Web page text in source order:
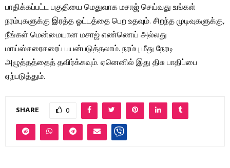
பாதிக்கப்பட்ட பகுதியை மெதுவாக மசாஜ் செய்வது உங்கள்
நரம்புகளுக்கு இரத்த ஓட்டத்தை பெற உதவும். சிறந்த முடிவுகளுக்கு,
நீங்கள் மென்மையான மசாஜ் எண்ணெய் அல்லது
மாய்ஸ்சரைசரைப் பயன்படுத்தலாம். நரம்பு மீது நேரடி
அழுத்தத்தைத் தவிர்க்கவும். ஏனெனில் இது திசு பாதிப்பை
ஏற்படுத்தும்.
SHARE 0